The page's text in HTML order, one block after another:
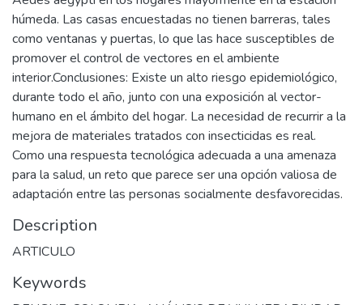
húmeda. Las casas encuestadas no tienen barreras, tales
como ventanas y puertas, lo que las hace susceptibles de
promover el control de vectores en el ambiente
interior.Conclusiones: Existe un alto riesgo epidemiológico,
durante todo el año, junto con una exposición al vector-
humano en el ámbito del hogar. La necesidad de recurrir a la
mejora de materiales tratados con insecticidas es real.
Como una respuesta tecnológica adecuada a una amenaza
para la salud, un reto que parece ser una opción valiosa de
adaptación entre las personas socialmente desfavorecidas.
Description
ARTICULO
Keywords